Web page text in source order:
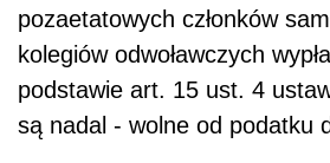
pozaetatowych członków
kolegiów odwoławczych
podstawie art. 15 ust. 4
są nadal - wolne od podatku